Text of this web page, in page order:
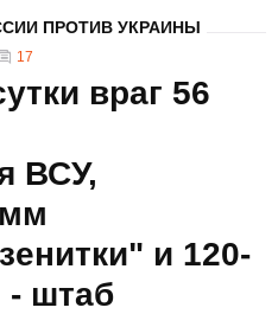
ПРОТИВ УКРАИНЫ
17
враг 56
ВСУ,
и 120-
штаб